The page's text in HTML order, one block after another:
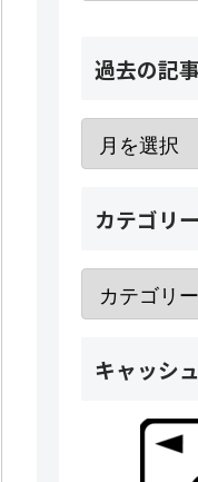
過去の記
カテゴリ
キャッシ